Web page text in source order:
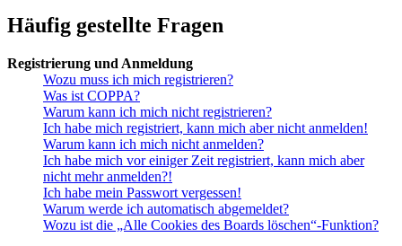
Häufig gestellte Fragen
Registrierung und Anmeldung
Wozu muss ich mich registrieren?
Was ist COPPA?
Warum kann ich mich nicht registrieren?
Ich habe mich registriert, kann mich aber nicht anmelden!
Warum kann ich mich nicht anmelden?
Ich habe mich vor einiger Zeit registriert, kann mich aber
nicht mehr anmelden?!
Ich habe mein Passwort vergessen!
Warum werde ich automatisch abgemeldet?
Wozu ist die „Alle Cookies des Boards löschen“-Funktion?